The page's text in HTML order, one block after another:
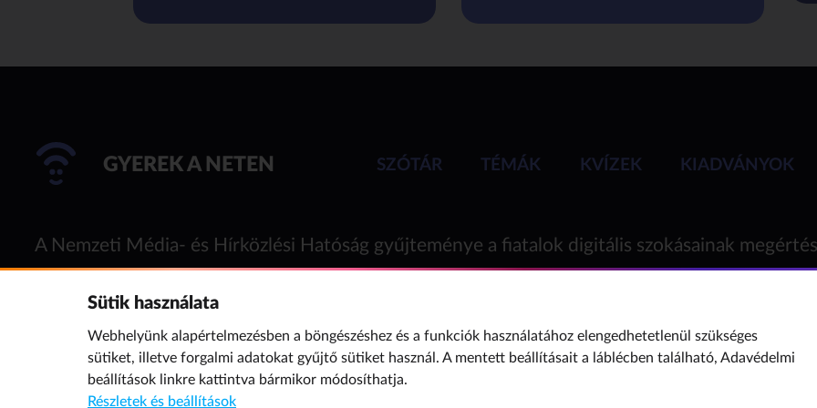
GYEREK A NETEN SZÓTÁR TÉMÁK KVÍZEK KIADVÁNYOK
A Nemzeti Média- és Hírközlési Hatóság gyűjteménye a fiatalok digitális szokásainak
Sütik használata
Webhelyünk alapértelmezésben a böngészéshez és a funkciók használatához elengedhetetlenül szükséges
sütiket, illetve forgalmi adatokat gyűjtő sütiket használ. A mentett beállításait a láblécben található, Adavédelmi
beállítások linkre kattintva bármikor módosíthatja.
Részletek és beállítások